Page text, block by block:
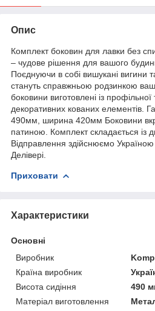
Опис
Комплект боковин для лавки без
– чудове рішення для вашого
Поєднуючи в собі вишукані вигини
стануть справжньою родзинкою
боковини виготовлені із
декоративних кованих елементів.
490мм, ширина 420мм Боковини
патиною. Комплект складається із
Відправлення здійснюємо
Делівері.
Приховати
Характеристики
Основні
Виробник
Країна виробник
Висота сидіння
490
Матеріал виготовлення